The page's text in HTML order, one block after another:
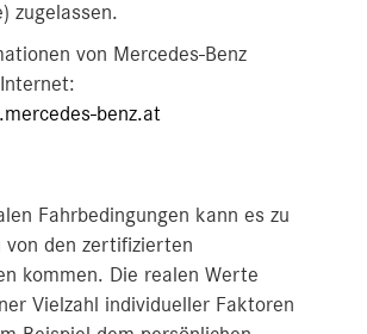
zugelassen.
von Mercedes-Benz
benz.at
Fahrbedingungen kann es zu
von den zertifizierten
kommen. Die realen Werte
Vielzahl individueller Faktoren